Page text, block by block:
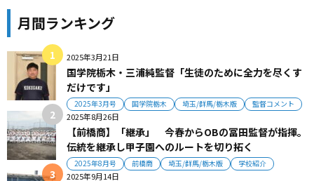
月間ランキング
2025年3月21日
国学院栃木・三浦純監督「生徒のために全力を尽くす
だけです」
2025年3月号 国学院栃木 埼玉/群馬/栃木版 監督コメント
2025年8月26日
【前橋商】「継承」 今春からOBの冨田監督が指揮。
伝統を継承し甲子園へのルートを切り拓く
2025年8月号 前橋商 埼玉/群馬/栃木版 学校紹介
2025年9月14日